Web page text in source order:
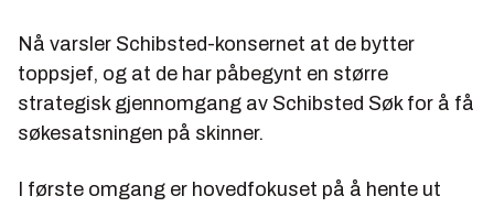
Nå varsler Schibsted-konsernet at de bytter
toppsjef, og at de har påbegynt en større
strategisk gjennomgang av Schibsted Søk for å få
søkesatsningen på skinner.
I første omgang er hovedfokuset på å hente ut